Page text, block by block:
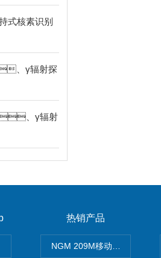
式核素识别
、γ辐射探
、γ辐射
热销产品
NGM 209M移动式惰性气体